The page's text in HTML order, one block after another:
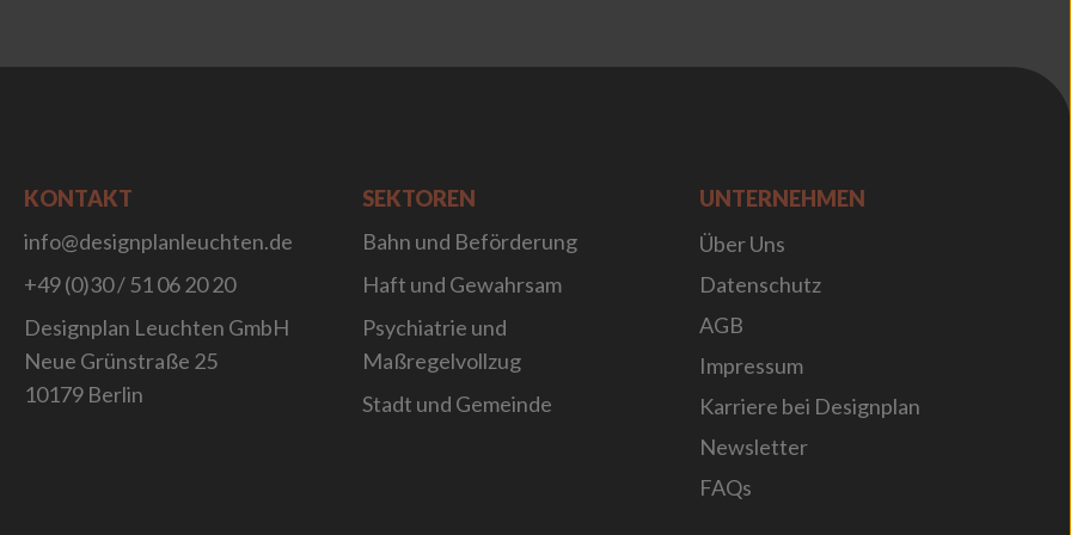
KONTAKT
info@designplanleuchten.de
+49 (0)30 / 51 06 20 20
Designplan Leuchten GmbH
Neue Grünstraße 25
10179 Berlin
SEKTOREN
Bahn und Beförderung
Haft und Gewahrsam
Psychiatrie und
Maßregelvollzug
Stadt und Gemeinde
UNTERNEHMEN
Über Uns
Datenschutz
AGB
Impressum
Karriere bei Designplan
Newsletter
FAQs